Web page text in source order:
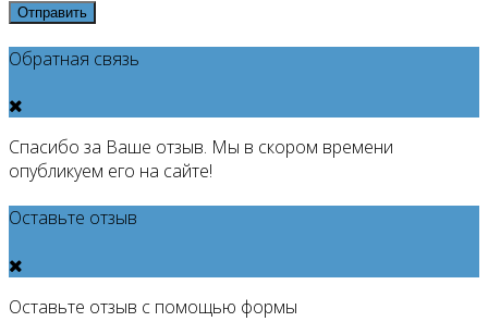
Отправить
Обратная связь
Спасибо за Ваше отзыв. Мы в скором времени
опубликуем его на сайте!
Оставьте отзыв
Оставьте отзыв с помощью формы